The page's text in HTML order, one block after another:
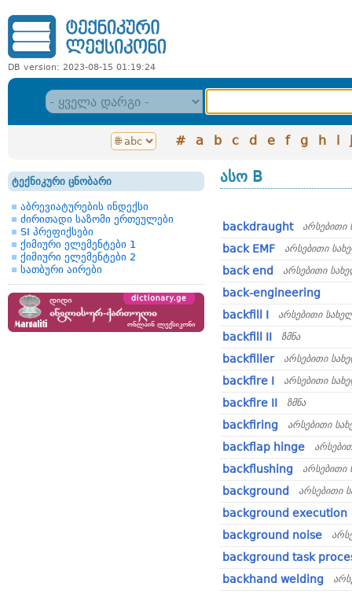
DB version: 2023-08-15 01:19:24
# a b c d e f g h i j
ტექნიკური ცნობარი
აბრევიატურების ინდექსი
ძირითადი საზომი ერთეულები
SI პრეფიქსები
ქიმიური ელემენტები 1
ქიმიური ელემენტები 2
სათბური აირები
ასო B
backdraught არსებითი
back EMF არსებითი
back end არსებითი
back-engineering
backfill I
არსებითი
backfill II ზმნა
backfiller არსებითი
backfire I არსებითი
backfire II ზმნა
backfiring არსებითი
backflap hinge
backflushing არსებითი
background არსებითი
background execution
background noise
background task
backhand welding